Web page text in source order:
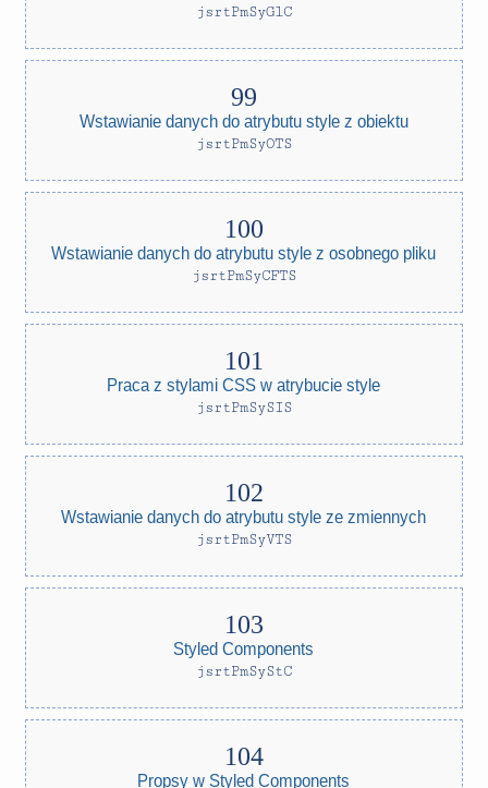
jsrtPmSyGlC
Wstawianie danych do atrybutu style z obiektu
jsrtPmSyOTS
Wstawianie danych do atrybutu style z osobnego pliku
jsrtPmSyCFTS
Praca z stylami CSS w atrybucie style
jsrtPmSySIS
Wstawianie danych do atrybutu style ze zmiennych
jsrtPmSyVTS
Styled Components
jsrtPmSyStC
Propsy w Styled Components